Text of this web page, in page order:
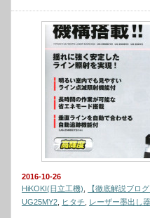
2016-10-26
HiKOKI(日立工機)
【徹底解説ブログ
UG25MY2
ヒタチ レーザー墨出し器